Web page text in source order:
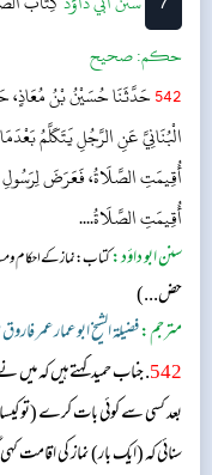
حکم:صحیح
542حَدَّثَنَا حُسَيْنُ بْنُ مُعَاذٍ،
الْبُنَانِيَّ عَنِ الرَّجُلِ يَتَكَلَّمُ
أُقِيمَتِ الصَّلَاةُ، فَعَرَضَ
أُقِيمَتِ الصَّلَاةُ....
سنن ابو داؤد:کتاب: نماز کے احکام
حض...)
مترجم:فضیلۃ الشیخ ابو عمار عمر
542 . جناب حمید کہتے ہیں کہ
بعد کسی سے کوئی بات کرے (تو
سنائی کہ (ایک بار) نماز کی